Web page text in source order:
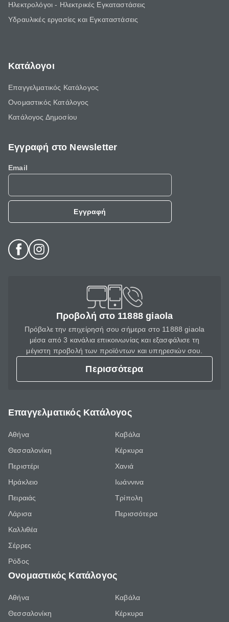
Ηλεκτρολόγοι - Ηλεκτρικές Εγκαταστάσεις
Υδραυλικές εργασίες και Εγκαταστάσεις
Κατάλογοι
Επαγγελματικός Κατάλογος
Ονομαστικός Κατάλογος
Κατάλογος Δημοσίου
Εγγραφή στο Newsletter
Email
Εγγραφή
Προβολή στο 11888 giaola
Πρόβαλε την επιχείρησή σου σήμερα στο 11888 giaola
μέσα από 3 κανάλια επικοινωνίας και εξασφάλισε τη
μέγιστη προβολή των προϊόντων και υπηρεσιών σου.
Περισσότερα
Επαγγελματικός Κατάλογος
Αθήνα
Θεσσαλονίκη
Περιστέρι
Ηράκλειο
Πειραιάς
Λάρισα
Καλλιθέα
Σέρρες
Ρόδος
Καβάλα
Κέρκυρα
Χανιά
Ιωάννινα
Τρίπολη
Περισσότερα
Ονομαστικός Κατάλογος
Αθήνα
Θεσσαλονίκη
Καβάλα
Κέρκυρα